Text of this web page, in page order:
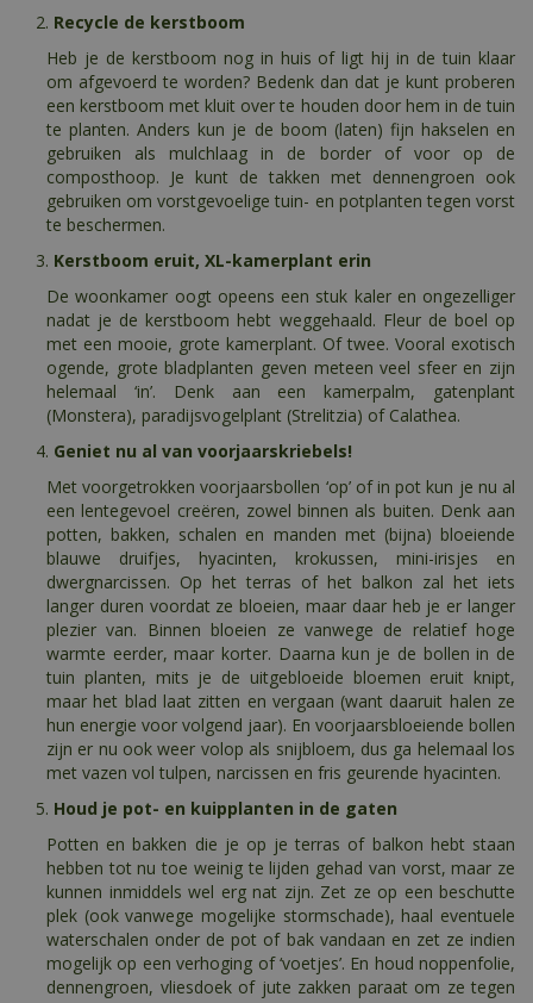
Recycle de kerstboom
Heb je de kerstboom nog in huis of ligt hij in de tuin klaar
om afgevoerd te worden? Bedenk dan dat je kunt proberen
een kerstboom met kluit over te houden door hem in de tuin
te planten. Anders kun je de boom (laten) fijn hakselen en
gebruiken als mulchlaag in de border of voor op de
composthoop. Je kunt de takken met dennengroen ook
gebruiken om vorstgevoelige tuin- en potplanten tegen vorst
te beschermen.
Kerstboom eruit, XL-kamerplant erin
De woonkamer oogt opeens een stuk kaler en ongezelliger
nadat je de kerstboom hebt weggehaald. Fleur de boel op
met een mooie, grote kamerplant. Of twee. Vooral exotisch
ogende, grote bladplanten geven meteen veel sfeer en zijn
helemaal ‘in’. Denk aan een kamerpalm, gatenplant
(Monstera), paradijsvogelplant (Strelitzia) of Calathea.
Geniet nu al van voorjaarskriebels!
Met voorgetrokken voorjaarsbollen ‘op’ of in pot kun je nu al
een lentegevoel creëren, zowel binnen als buiten. Denk aan
potten, bakken, schalen en manden met (bijna) bloeiende
blauwe druifjes, hyacinten, krokussen, mini-irisjes en
dwergnarcissen. Op het terras of het balkon zal het iets
langer duren voordat ze bloeien, maar daar heb je er langer
plezier van. Binnen bloeien ze vanwege de relatief hoge
warmte eerder, maar korter. Daarna kun je de bollen in de
tuin planten, mits je de uitgebloeide bloemen eruit knipt,
maar het blad laat zitten en vergaan (want daaruit halen ze
hun energie voor volgend jaar). En voorjaarsbloeiende bollen
zijn er nu ook weer volop als snijbloem, dus ga helemaal los
met vazen vol tulpen, narcissen en fris geurende hyacinten.
Houd je pot- en kuipplanten in de gaten
Potten en bakken die je op je terras of balkon hebt staan
hebben tot nu toe weinig te lijden gehad van vorst, maar ze
kunnen inmiddels wel erg nat zijn. Zet ze op een beschutte
plek (ook vanwege mogelijke stormschade), haal eventuele
waterschalen onder de pot of bak vandaan en zet ze indien
mogelijk op een verhoging of ‘voetjes’. En houd noppenfolie,
dennengroen, vliesdoek of jute zakken paraat om ze tegen